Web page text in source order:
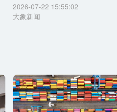
2026-07-22 15:55:02
大象新闻